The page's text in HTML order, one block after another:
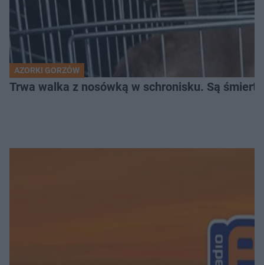
AZORKI GORZÓW
Trwa walka z nosówką w schronisku. Są